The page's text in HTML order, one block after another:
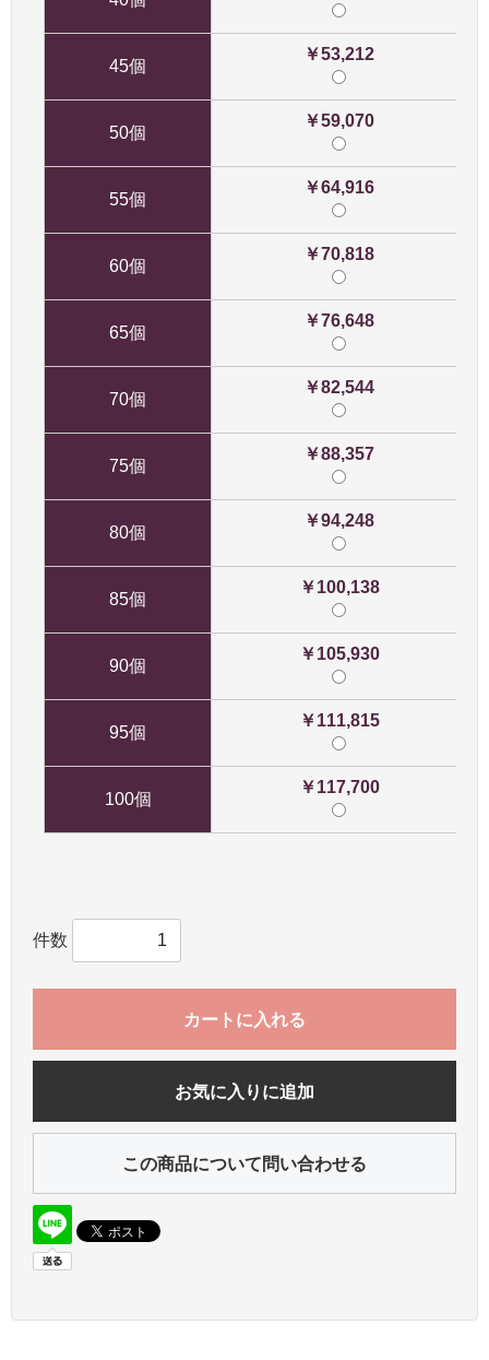
45個
￥53,212
50個
￥59,070
55個
￥64,916
60個
￥70,818
65個
￥76,648
70個
￥82,544
75個
￥88,357
80個
￥94,248
85個
￥100,138
90個
￥105,930
95個
￥111,815
100個
￥117,700
件数
カートに入れる
お気に入りに追加
この商品について問い合わせる